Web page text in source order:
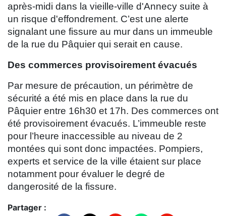
après-midi dans la vieille-ville d'Annecy suite à
un risque d'effondrement. C’est une alerte
signalant une fissure au mur dans un immeuble
de la rue du Pâquier qui serait en cause.
Des commerces provisoirement évacués
Par mesure de précaution, un périmètre de
sécurité a été mis en place dans la rue du
Pâquier entre 16h30 et 17h. Des commerces ont
été provisoirement évacués. L’immeuble reste
pour l’heure inaccessible au niveau de 2
montées qui sont donc impactées. Pompiers,
experts et service de la ville étaient sur place
notamment pour évaluer le degré de
dangerosité de la fissure.
Partager :